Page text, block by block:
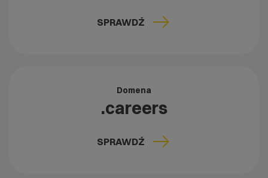
SPRAWDŹ
Domena
.careers
SPRAWDŹ